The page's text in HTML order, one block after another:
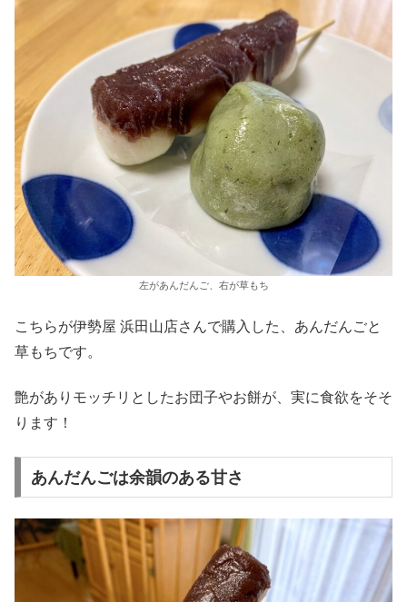
左があんだんご、右が草もち
こちらが伊勢屋 浜田山店さんで購入した、あんだんごと
草もちです。
艶がありモッチリとしたお団子やお餅が、実に食欲をそそ
ります！
あんだんごは余韻のある甘さ